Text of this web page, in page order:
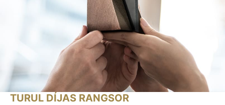
TURUL DÍJAS RANGSOR